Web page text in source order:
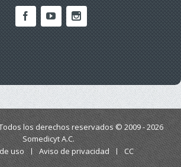
los derechos reservados © 2009 - 2026
Somedicyt A.C.
uso
Aviso de privacidad CC